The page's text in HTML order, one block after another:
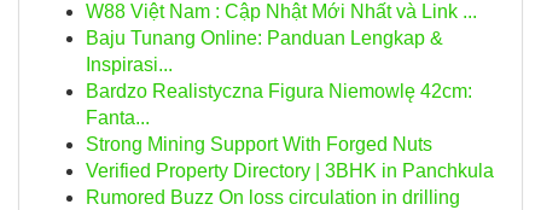
W88 Việt Nam : Cập Nhật Mới Nhất và Link ...
Baju Tunang Online: Panduan Lengkap &
Inspirasi...
Bardzo Realistyczna Figura Niemowlę 42cm:
Fanta...
Strong Mining Support With Forged Nuts
Verified Property Directory | 3BHK in Panchkula
Rumored Buzz On loss circulation in drilling